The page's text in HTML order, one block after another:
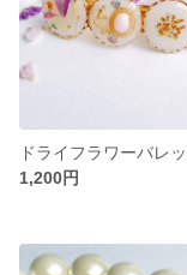
ドライフラワーバレ
1,200円